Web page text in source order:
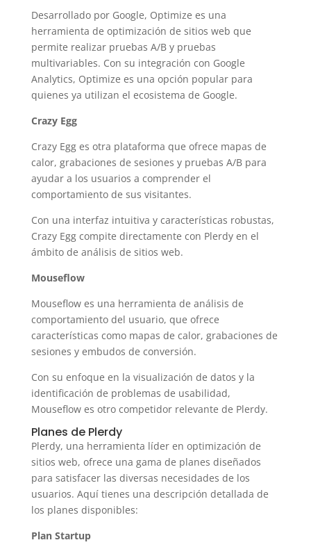
Desarrollado por Google, Optimize es una
herramienta de optimización de sitios web que
permite realizar pruebas A/B y pruebas
multivariables. Con su integración con Google
Analytics, Optimize es una opción popular para
quienes ya utilizan el ecosistema de Google.
Crazy Egg
Crazy Egg es otra plataforma que ofrece mapas de
calor, grabaciones de sesiones y pruebas A/B para
ayudar a los usuarios a comprender el
comportamiento de sus visitantes.
Con una interfaz intuitiva y características robustas,
Crazy Egg compite directamente con Plerdy en el
ámbito de análisis de sitios web.
Mouseflow
Mouseflow es una herramienta de análisis de
comportamiento del usuario, que ofrece
características como mapas de calor, grabaciones de
sesiones y embudos de conversión.
Con su enfoque en la visualización de datos y la
identificación de problemas de usabilidad,
Mouseflow es otro competidor relevante de Plerdy.
Planes de Plerdy
Plerdy, una herramienta líder en optimización de
sitios web, ofrece una gama de planes diseñados
para satisfacer las diversas necesidades de los
usuarios. Aquí tienes una descripción detallada de
los planes disponibles:
Plan Startup